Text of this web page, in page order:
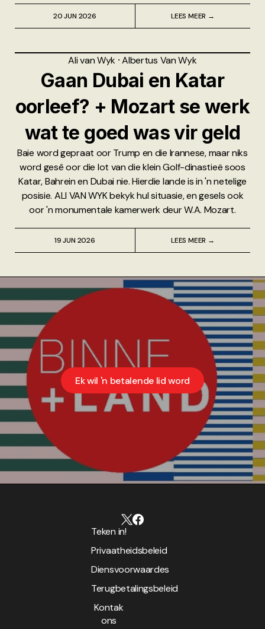
20 JUN 2026 LEES MEER →
Ali van Wyk ⸱Albertus Van Wyk
Gaan Dubai en Katar
oorleef? + Mozart se werk
wat te goed was vir geld
Baie word gepraat oor Trump en die Irannese, maar niks
word gesê oor die lot van die klein Golf-dinastieë soos
Katar, Bahrein en Dubai nie. Hierdie lande is in 'n netelige
posisie. ALI VAN WYK bekyk hul situasie, en gesels ook
oor 'n monumentale kamerwerk deur W.A. Mozart.
19 JUN 2026 LEES MEER →
Ek wil 'n betalende lid word
Teken in!
Privaatheidsbeleid
Diensvoorwaardes
Terugbetalingsbeleid
Kontak
ons